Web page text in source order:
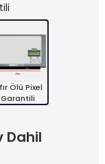
Ölü Pixel
Garantili
Dahil